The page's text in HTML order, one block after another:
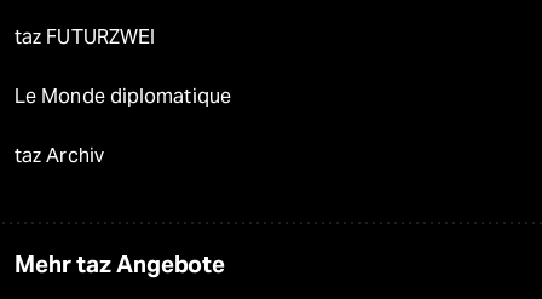
taz FUTURZWEI
Le Monde diplomatique
taz Archiv
Mehr taz Angebote